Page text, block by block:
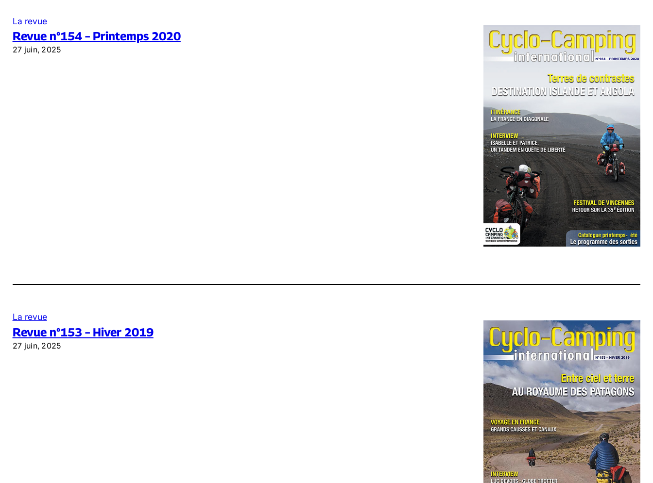
La revue
Revue n°154 – Printemps 2020
27 juin, 2025
La revue
Revue n°153 – Hiver 2019
27 juin, 2025